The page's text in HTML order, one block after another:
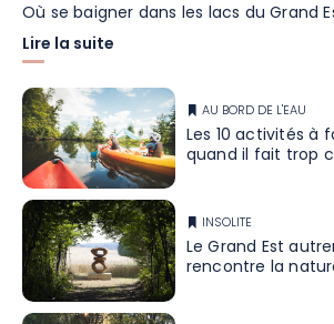
Où se baigner dans les lacs du Grand
Lire la suite
AU BORD DE L'EAU
Les 10 activités à
quand il fait trop
INSOLITE
Le Grand Est
rencontre la